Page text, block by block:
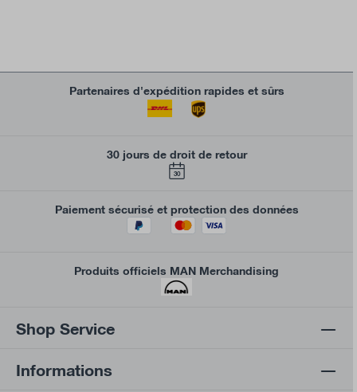
Partenaires d'expédition rapides et sûrs
30 jours de droit de retour
30
Paiement sécurisé et protection des données
Produits officiels MAN Merchandising
Shop Service
Informations